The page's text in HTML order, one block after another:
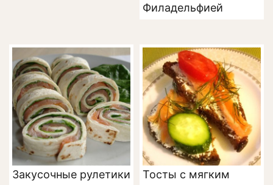
Филадельфией
Закусочные рулетики
Тосты с мягким